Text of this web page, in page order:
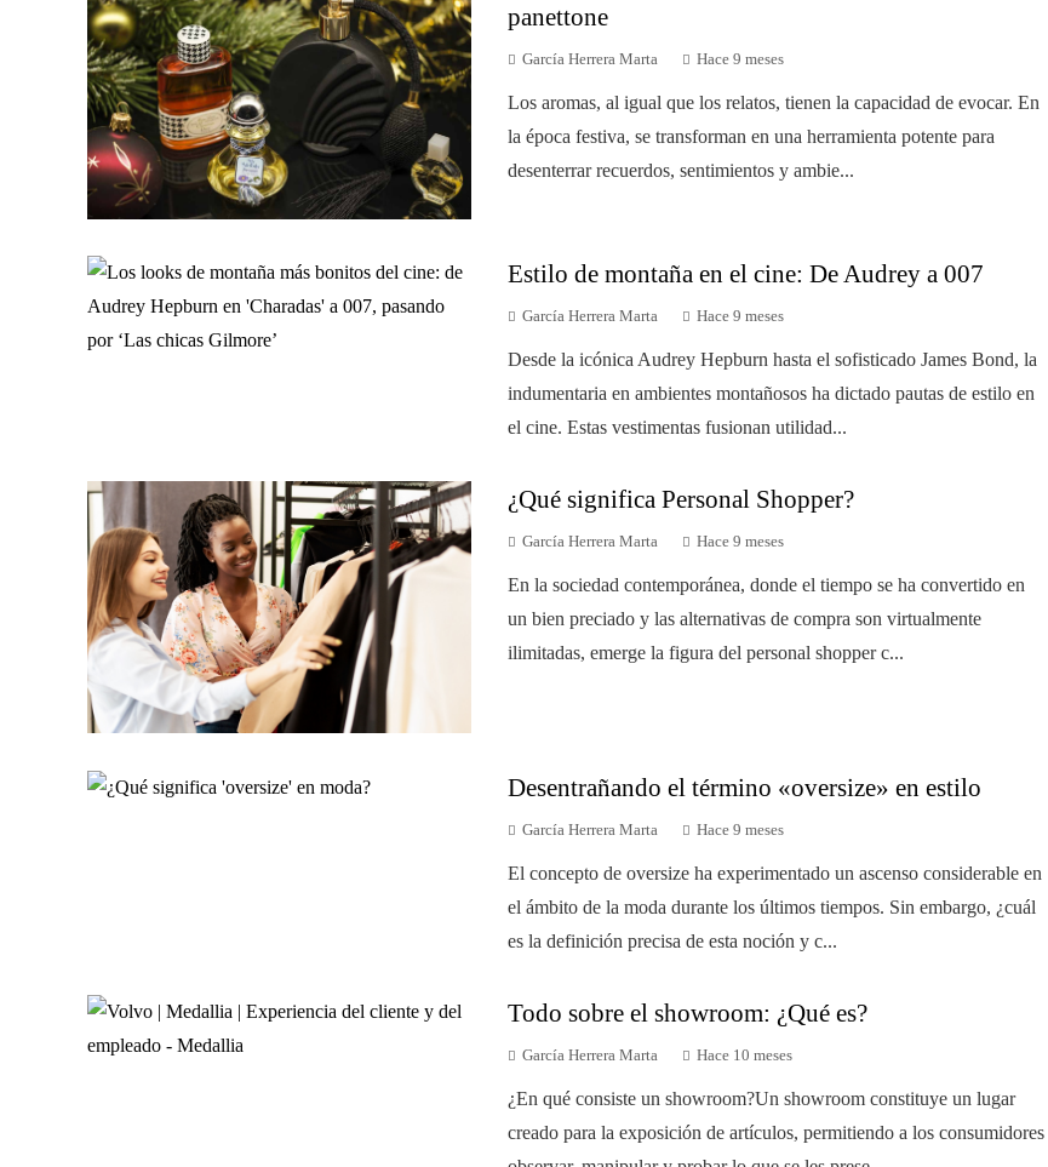
panettone
García Herrera Marta Hace 9 meses
Los aromas, al igual que los relatos, tienen la capacidad de evocar. En
la época festiva, se transforman en una herramienta potente para
desenterrar recuerdos, sentimientos y ambie...
Estilo de montaña en el cine: De Audrey a 007
García Herrera Marta Hace 9 meses
Desde la icónica Audrey Hepburn hasta el sofisticado James Bond, la
indumentaria en ambientes montañosos ha dictado pautas de estilo en
el cine. Estas vestimentas fusionan utilidad...
¿Qué significa Personal Shopper?
García Herrera Marta Hace 9 meses
En la sociedad contemporánea, donde el tiempo se ha convertido en
un bien preciado y las alternativas de compra son virtualmente
ilimitadas, emerge la figura del personal shopper c...
Desentrañando el término «oversize» en estilo
García Herrera Marta Hace 9 meses
El concepto de oversize ha experimentado un ascenso considerable en
el ámbito de la moda durante los últimos tiempos. Sin embargo, ¿cuál
es la definición precisa de esta noción y c...
Todo sobre el showroom: ¿Qué es?
García Herrera Marta Hace 10 meses
¿En qué consiste un showroom?Un showroom constituye un lugar
creado para la exposición de artículos, permitiendo a los consumidores